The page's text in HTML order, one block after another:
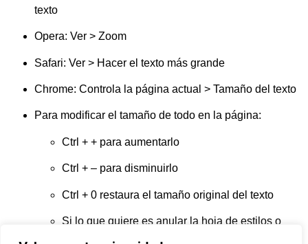
texto
Opera: Ver > Zoom
Safari: Ver > Hacer el texto más grande
Chrome: Controla la página actual > Tamaño del texto
Para modificar el tamaño de todo en la página:
Ctrl + + para aumentarlo
Ctrl + – para disminuirlo
Ctrl + 0 restaura el tamaño original del texto
Si lo que quiere es anular la hoja de estilos o